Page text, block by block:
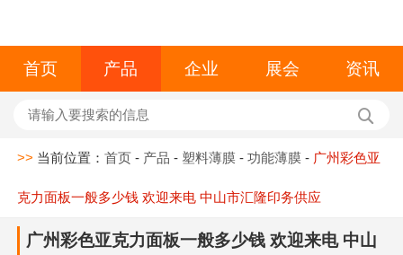
首页 产品 企业 展会 资讯
>> 当前位置：首页 - 产品 - 塑料薄膜 -功能薄膜 - 广州彩色亚
克力面板一般多少钱 欢迎来电 中山市汇隆印务供应
广州彩色亚克力面板一般多少钱 欢迎来电 中山